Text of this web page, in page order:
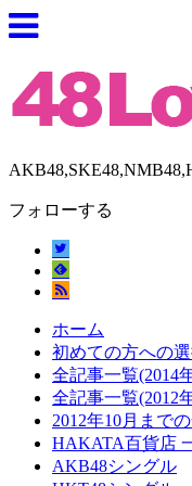
フォローする
ホーム
初めての方への
全記事一覧(2014
全記事一覧(2012
2012年10月まで
HAKATA百貨店
AKB48シングル